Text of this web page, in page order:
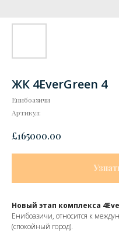
ЖК 4EverGreen 4
Енибоазичи
Артикул:
£165000.00
Новый этап комплекса
Енибоазичи, относится к
(спокойный город).